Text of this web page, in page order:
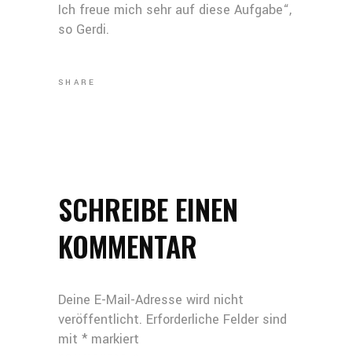
Ich freue mich sehr auf diese Aufgabe“,
so Gerdi.
SHARE
SCHREIBE EINEN
KOMMENTAR
Deine E-Mail-Adresse wird nicht
veröffentlicht. Erforderliche Felder sind
mit * markiert